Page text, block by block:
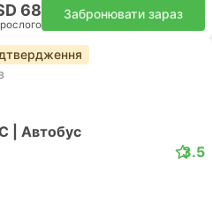
68 Забронювати зараз
| Автобус
3.5